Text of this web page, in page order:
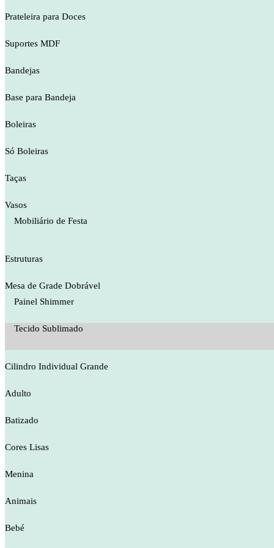
Prateleira para Doces
Suportes MDF
Bandejas
Base para Bandeja
Boleiras
Só Boleiras
Taças
Vasos
Mobiliário de Festa
Estruturas
Mesa de Grade Dobrável
Painel Shimmer
Tecido Sublimado
Cilindro Individual Grande
Adulto
Batizado
Cores Lisas
Menina
Animais
Bebé